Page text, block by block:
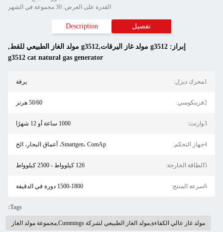
القدرة على العرض: 30 مجموعة في الشهر
تفصيل Description
إبراز: g3512 مولد غاز اليرقات,g3512 مولد الغاز الطبيعي للقط
,
g3512 cat natural gas generator
1محرك ديزل: يرقة
2فرينكوسي: 50/60 هرتز
3وارنت: 1000 ساعة أو 12 شهرًا
4جهاز التحكم: Smartgen، ComAp، أعماق البحار، الخ
5الطاقة الخارجة: 126 كيلوواط - 2500 كيلوواط
6سرعة المنتج: 1500-1800 دورة في الدقيقة
Tags:
مولد غاز عالي الكفاءة,مولد الغاز الطبيعي لشركة Cummings,مجموعة مولد الغاز